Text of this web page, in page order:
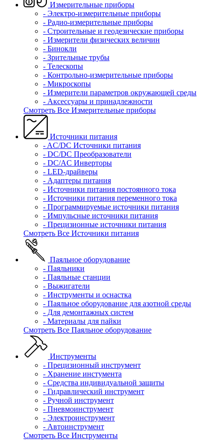
Измерительные приборы
- Электро-измерительные приборы
- Радио-измерительные приборы
- Строительные и геодезические приборы
- Измерители физических величин
- Бинокли
- Зрительные трубы
- Телескопы
- Контрольно-измерительные приборы
- Микроскопы
- Измерители параметров окружающей среды
- Аксессуары и принадлежности
Смотреть Все Измерительные приборы
Источники питания
- AC/DC Источники питания
- DC/DC Преобразователи
- DC/AC Инверторы
- LED-драйверы
- Адаптеры питания
- Источники питания постоянного тока
- Источники питания переменного тока
- Программируемые источники питания
- Импульсные источники питания
- Прецизионные источники питания
Смотреть Все Источники питания
Паяльное оборудование
- Паяльники
- Паяльные станции
- Выжигатели
- Инструменты и оснастка
- Паяльное оборудование для азотной среды
- Для демонтажных систем
- Материалы для пайки
Смотреть Все Паяльное оборудование
Инструменты
- Прецизионный инструмент
- Хранение инстумента
- Средства индивидуальной защиты
- Гидравлический инструмент
- Ручной инструмент
- Пневмоинструмент
- Электроинструмент
- Автоинструмент
Смотреть Все Инструменты